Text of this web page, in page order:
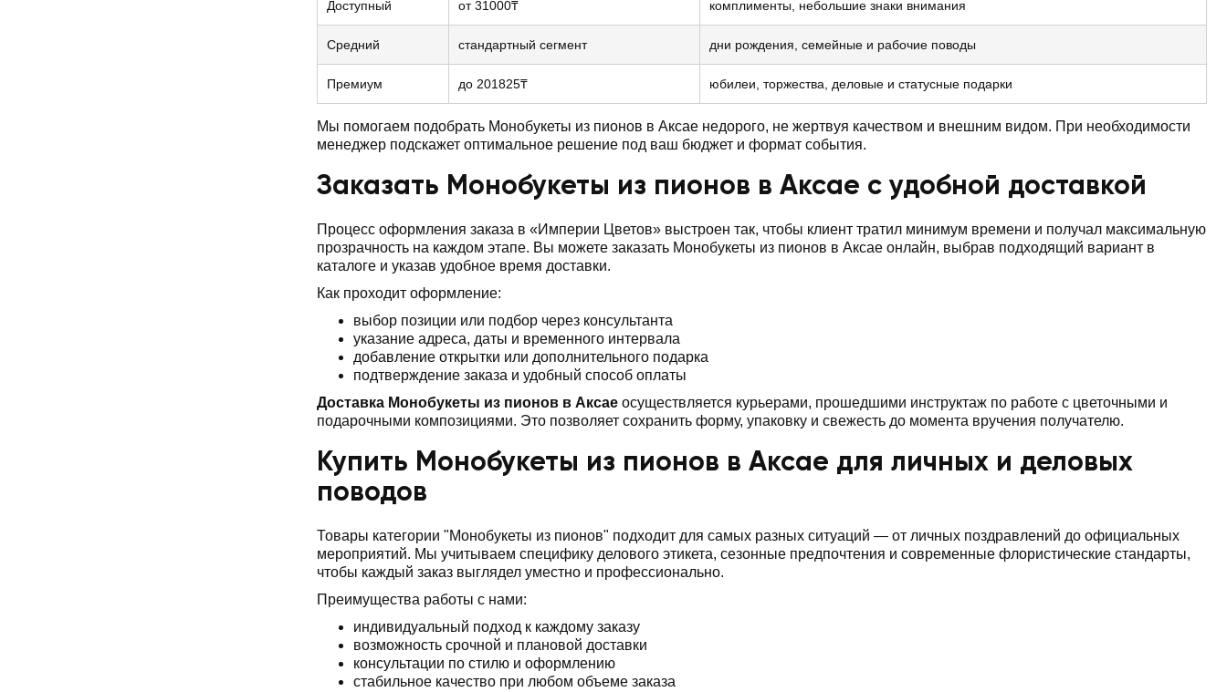
Доступный от 31000₸ комплименты, небольшие знаки внимания
Средний стандартный сегмент дни рождения, семейные и рабочие поводы
Премиум до 201825₸ юбилеи, торжества, деловые и статусные подарки
Мы помогаем подобрать Монобукеты из пионов в Аксае недорого, не жертвуя качеством и внешним видом. При необходимости
менеджер подскажет оптимальное решение под ваш бюджет и формат события.
Заказать Монобукеты из пионов в Аксае с удобной доставкой
Процесс оформления заказа в «Империи Цветов» выстроен так, чтобы клиент тратил минимум времени и получал максимальную
прозрачность на каждом этапе. Вы можете заказать Монобукеты из пионов в Аксае онлайн, выбрав подходящий вариант в
каталоге и указав удобное время доставки.
Как проходит оформление:
выбор позиции или подбор через консультанта
указание адреса, даты и временного интервала
добавление открытки или дополнительного подарка
подтверждение заказа и удобный способ оплаты
Доставка Монобукеты из пионов в Аксае осуществляется курьерами, прошедшими инструктаж по работе с цветочными и
подарочными композициями. Это позволяет сохранить форму, упаковку и свежесть до момента вручения получателю.
Купить Монобукеты из пионов в Аксае для личных и деловых
поводов
Товары категории "Монобукеты из пионов" подходит для самых разных ситуаций — от личных поздравлений до официальных
мероприятий. Мы учитываем специфику делового этикета, сезонные предпочтения и современные флористические стандарты,
чтобы каждый заказ выглядел уместно и профессионально.
Преимущества работы с нами:
индивидуальный подход к каждому заказу
возможность срочной и плановой доставки
консультации по стилю и оформлению
стабильное качество при любом объеме заказа